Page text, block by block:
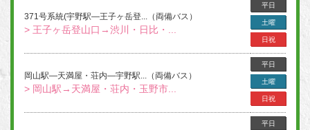
371号系統(宇野駅―王子ヶ岳登...（両備バス）
> 王子ヶ岳登山口→渋川・日比・...
平日
土曜
日祝
岡山駅―天満屋・荘内―宇野駅...（両備バス）
> 岡山駅→天満屋・荘内・玉野市...
平日
土曜
日祝
平日